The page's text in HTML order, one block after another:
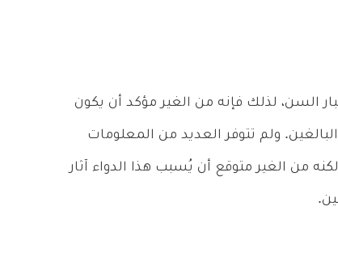
السن، لذلك فإنه من الغير مؤكد أن يكون
ولم تتوفر العديد من المعلومات
من الغير متوقع أن يُسبب هذا الدواء آثار